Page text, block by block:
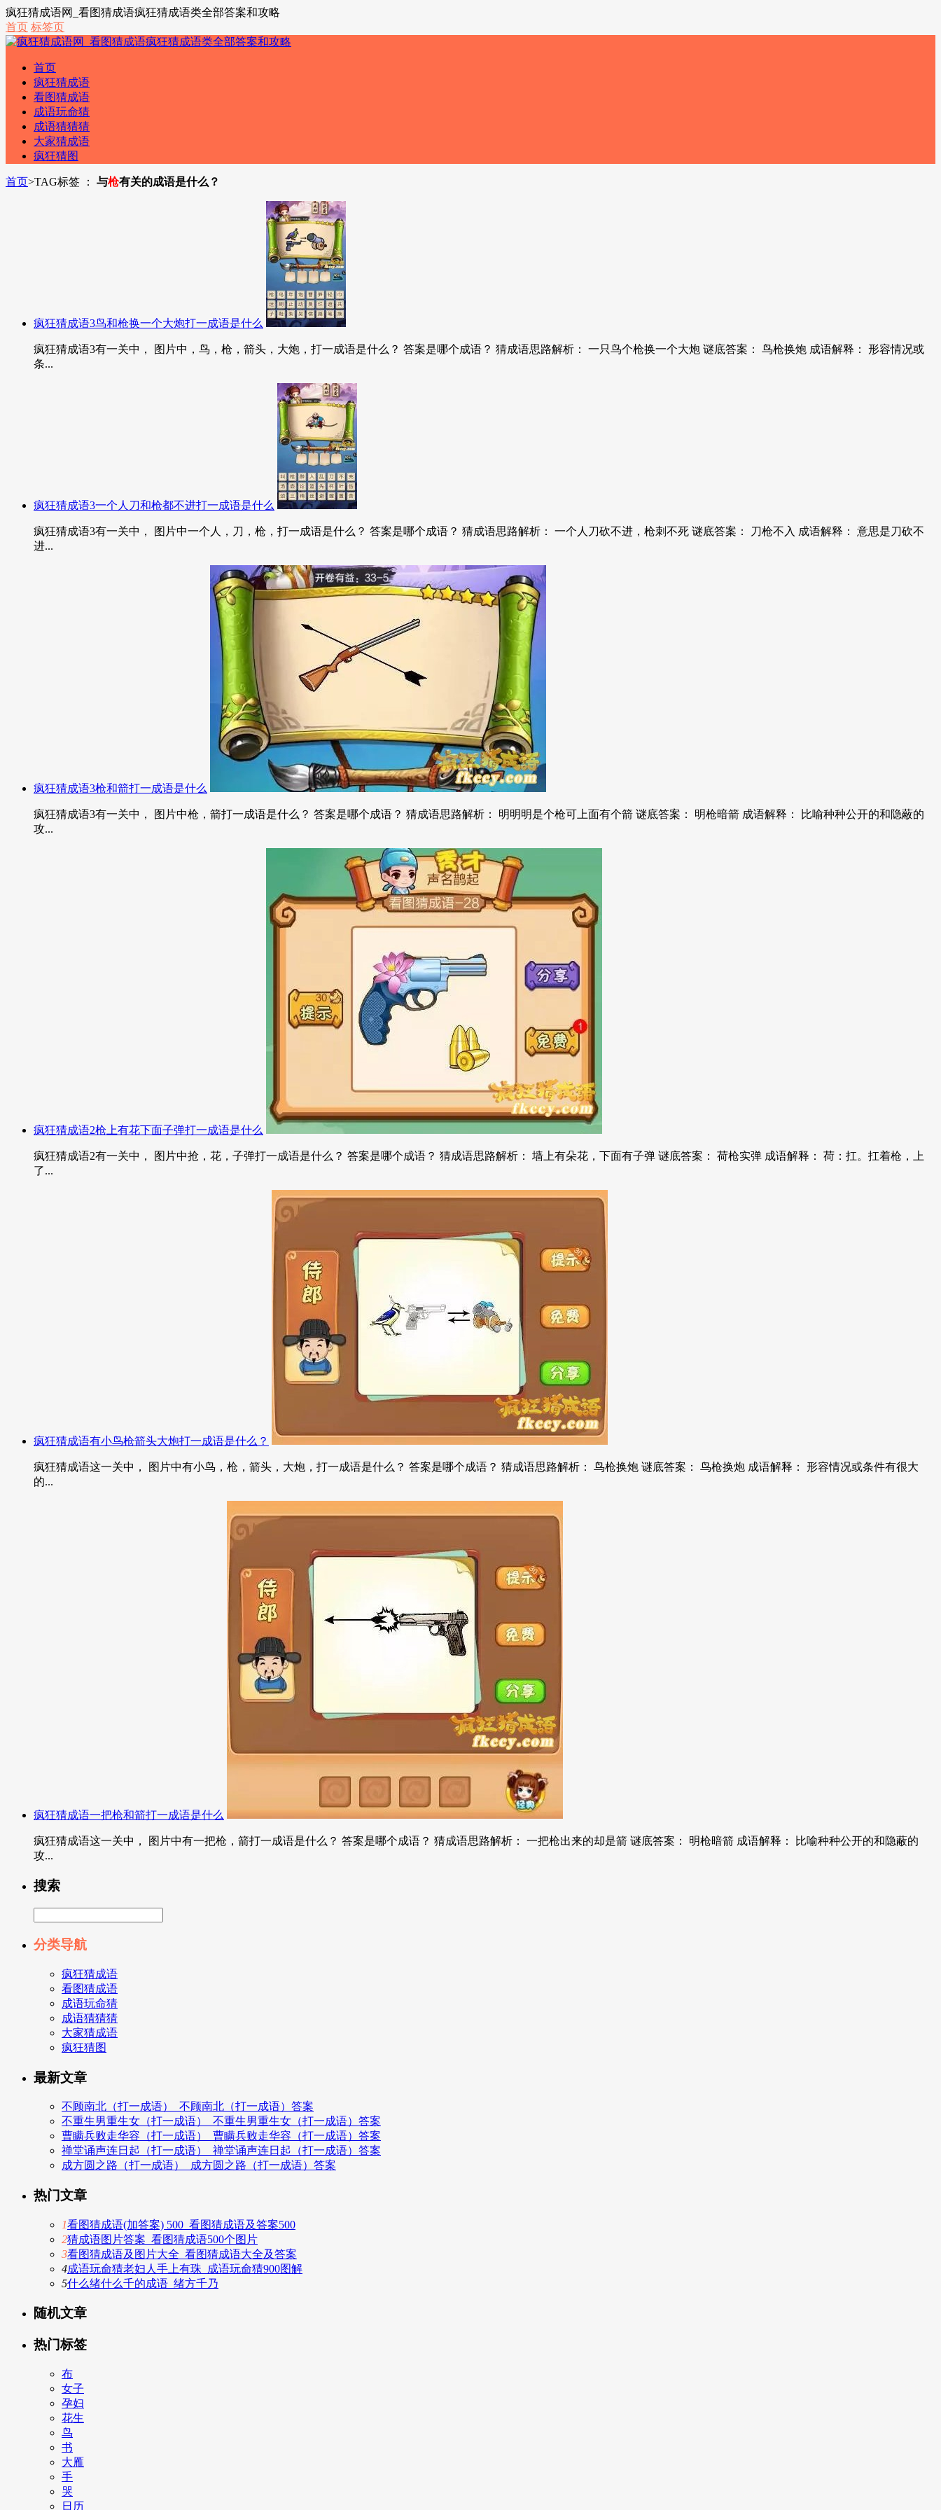
疯狂猜成语网_看图猜成语疯狂猜成语类全部答案和攻略
首页 标签页
首页
疯狂猜成语
看图猜成语
成语玩命猜
成语猜猜猜
大家猜成语
疯狂猜图
首页>TAG标签 ： 与枪有关的成语是什么？
疯狂猜成语3鸟和枪换一个大炮打一成语是什么
疯狂猜成语3有一关中， 图片中，鸟，枪，箭头，大炮，打一成语是什么？ 答案是哪个成语？ 猜成语思路解析： 一只鸟个枪换一个大炮 谜底答案： 鸟枪换炮 成语解释： 形容情况或
条...
疯狂猜成语3一个人刀和枪都不进打一成语是什么
疯狂猜成语3有一关中， 图片中一个人，刀，枪，打一成语是什么？ 答案是哪个成语？ 猜成语思路解析： 一个人刀砍不进，枪刺不死 谜底答案： 刀枪不入 成语解释： 意思是刀砍不
进...
疯狂猜成语3枪和箭打一成语是什么
疯狂猜成语3有一关中， 图片中枪，箭打一成语是什么？ 答案是哪个成语？ 猜成语思路解析： 明明明是个枪可上面有个箭 谜底答案： 明枪暗箭 成语解释： 比喻种种公开的和隐蔽的
攻...
疯狂猜成语2枪上有花下面子弹打一成语是什么
疯狂猜成语2有一关中， 图片中抢，花，子弹打一成语是什么？ 答案是哪个成语？ 猜成语思路解析： 墙上有朵花，下面有子弹 谜底答案： 荷枪实弹 成语解释： 荷：扛。扛着枪，上
了...
疯狂猜成语有小鸟枪箭头大炮打一成语是什么？
疯狂猜成语这一关中， 图片中有小鸟，枪，箭头，大炮，打一成语是什么？ 答案是哪个成语？ 猜成语思路解析： 鸟枪换炮 谜底答案： 鸟枪换炮 成语解释： 形容情况或条件有很大
的...
疯狂猜成语一把枪和箭打一成语是什么
疯狂猜成语这一关中， 图片中有一把枪，箭打一成语是什么？ 答案是哪个成语？ 猜成语思路解析： 一把枪出来的却是箭 谜底答案： 明枪暗箭 成语解释： 比喻种种公开的和隐蔽的
攻...
搜索
分类导航
疯狂猜成语
看图猜成语
成语玩命猜
成语猜猜猜
大家猜成语
疯狂猜图
最新文章
不顾南北（打一成语）_不顾南北（打一成语）答案
不重生男重生女（打一成语）_不重生男重生女（打一成语）答案
曹瞒兵败走华容（打一成语）_曹瞒兵败走华容（打一成语）答案
禅堂诵声连日起（打一成语）_禅堂诵声连日起（打一成语）答案
成方圆之路（打一成语）_成方圆之路（打一成语）答案
热门文章
1看图猜成语(加答案) 500_看图猜成语及答案500
2猜成语图片答案_看图猜成语500个图片
3看图猜成语及图片大全_看图猜成语大全及答案
4成语玩命猜老妇人手上有珠_成语玩命猜900图解
5什么绪什么千的成语_绪方千乃
随机文章
热门标签
布
女子
孕妇
花生
鸟
书
大雁
手
哭
日历